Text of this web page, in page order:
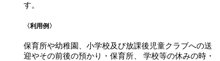
す。
〈利用例〉
保育所や幼稚園、小学校及び放課後児童クラブへの送
迎やその前後の預かり・保育所、 学校等の休みの時・